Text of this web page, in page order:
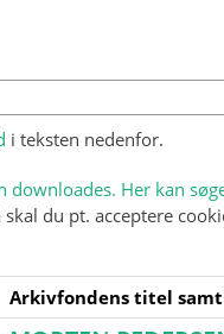
i teksten nedenfor.
downloades. Her kan
du pt. acceptere
Arkivfondens titel